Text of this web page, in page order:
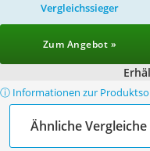
Vergleichssieger
Zum Angebot »
ⓘ Informationen zur
Ähnliche Vergleiche